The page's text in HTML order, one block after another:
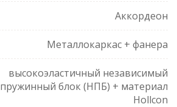
Аккордеон
Металлокаркас + фанера
высокоэластичный независимый
пружинный блок (НПБ) + материал
Hollcon